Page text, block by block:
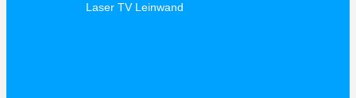
Laser TV Leinwand